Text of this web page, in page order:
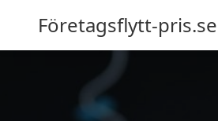
Företagsflytt-pris.se